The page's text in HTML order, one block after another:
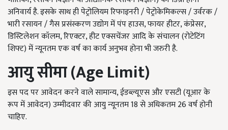
अनिवार्य है. इसके साथ ही पेट्रोलियम रिफाइनरी / पेट्रोकेमिकल्स / उर्वरक /
भारी रसायन / गैस प्रसंस्करण उद्योग में पंप हाउस, फायर हीटर, कंप्रेसर,
डिस्टिलेशन कॉलम, रिएक्टर, हीट एक्सचेंजर आदि के संचालन (रोटेटिंग
शिफ्ट) में न्यूनतम एक वर्ष का कार्य अनुभव होना भी जरुरी है.
आयु सीमा (Age Limit)
इस पद पर आवेदन करने वाले सामान्य, ईडब्ल्यूएस और एसटी (यूआर के
रूप में आवेदन) उम्मीदवार की आयु न्यूनतम 18 से अधिकतम 26 वर्ष होनी
चाहिए.